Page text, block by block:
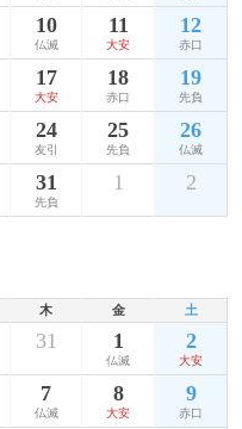
10
仏滅
11
大安
12
赤口
17
大安
18
赤口
19
先負
24
友引
25
先負
26
仏滅
31
先負
1 2
木 金 土
31 1
仏滅
2
大安
7
仏滅
8
大安
9
赤口